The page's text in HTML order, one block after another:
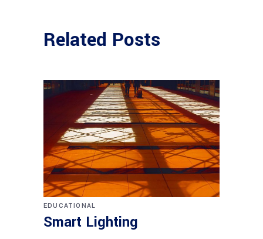
Related Posts
EDUCATIONAL
Smart Lighting